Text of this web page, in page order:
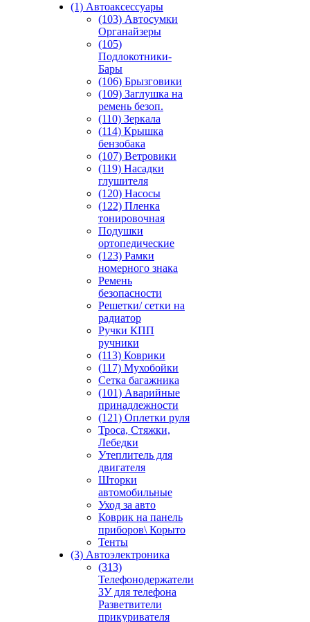
(1) Автоаксессуары
(103) Автосумки
Органайзеры
(105)
Подлокотники-
Бары
(106) Брызговики
(109) Заглушка на
ремень безоп.
(110) Зеркала
(114) Крышка
бензобака
(107) Ветровики
(119) Насадки
глушителя
(120) Насосы
(122) Пленка
тонировочная
Подушки
ортопедические
(123) Рамки
номерного знака
Ремень
безопасности
Решетки/ сетки на
радиатор
Ручки КПП
ручники
(113) Коврики
(117) Мухобойки
Сетка багажника
(101) Аварийные
принадлежности
(121) Оплетки руля
Троса, Стяжки,
Лебедки
Утеплитель для
двигателя
Шторки
автомобильные
Уход за авто
Коврик на панель
приборов\ Корыто
Тенты
(3) Автоэлектроника
(313)
Телефонодержатели
ЗУ для телефона
Разветвители
прикуривателя